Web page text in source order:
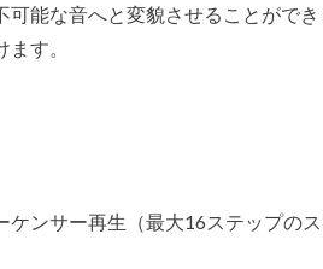
能な音へと変貌させることがで
す。
ンサー再生（最大16ステップの